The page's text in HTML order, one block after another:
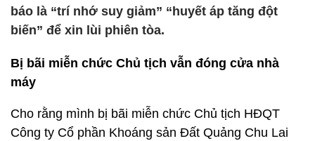
báo là “trí nhớ suy giảm” “huyết áp tăng đột
biến” để xin lùi phiên tòa.
Bị bãi miễn chức Chủ tịch vẫn đóng cửa nhà
máy
Cho rằng mình bị bãi miễn chức Chủ tịch HĐQT
Công ty Cổ phần Khoáng sản Đất Quảng Chu Lai